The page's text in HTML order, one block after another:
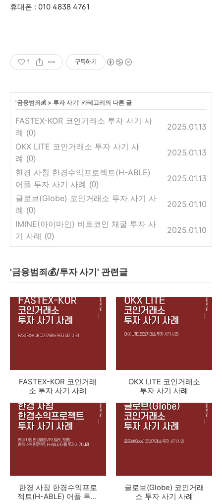
휴대폰 : 010 4838 4761
1 구독하기
'금융범죄💰> 투자 사기' 카테고리의 다른 글
FASTEX-KOR 코인거래소 투자 사기 사
례 (0)
2025.01.13
OKX LITE 코인거래소 투자 사기 사
례 (0)
2025.01.13
한경 사칭 한경수익프로젝트(H-ABLE)
어플 투자 사기 사례 (0)
2025.01.13
글로브(Globe) 코인거래소 투자 사기 사
례 (0)
2025.01.10
IMINE(아이마인) 비트코인 채굴 투자 사
기 사례 (0)
2025.01.10
'금융범죄💰/투자 사기' 관련글
FASTEX-KOR 코인거래
소 투자 사기 사례
OKX LITE 코인거래소
투자 사기 사례
한경 사칭 한경수익프로
젝트(H-ABLE) 어플 투자
글로브(Globe) 코인거래
소 투자 사기 사례